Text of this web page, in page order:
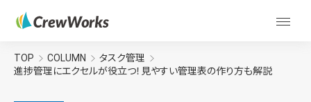
TOP COLUMN
タスク管理
進捗管理にエクセルが役立つ！見やすい管理表の作り方も解説